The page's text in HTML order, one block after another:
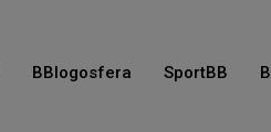
BBlogosfera SportBB